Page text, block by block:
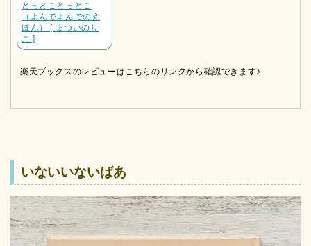
とっとことっとこ
（よんでよんでのえ
ほん） [ まついのり
こ ]
楽天ブックスのレビューはこちらのリンクから確認できます♪
いないいないばあ